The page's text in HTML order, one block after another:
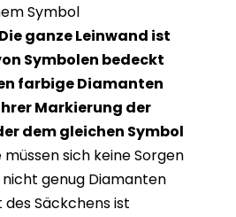
Symbol
Die ganze Leinwand ist
Symbolen bedeckt
farbige Diamanten
Markierung der
dem gleichen Symbol
müssen sich keine Sorgen
nicht genug Diamanten
Säckchens ist